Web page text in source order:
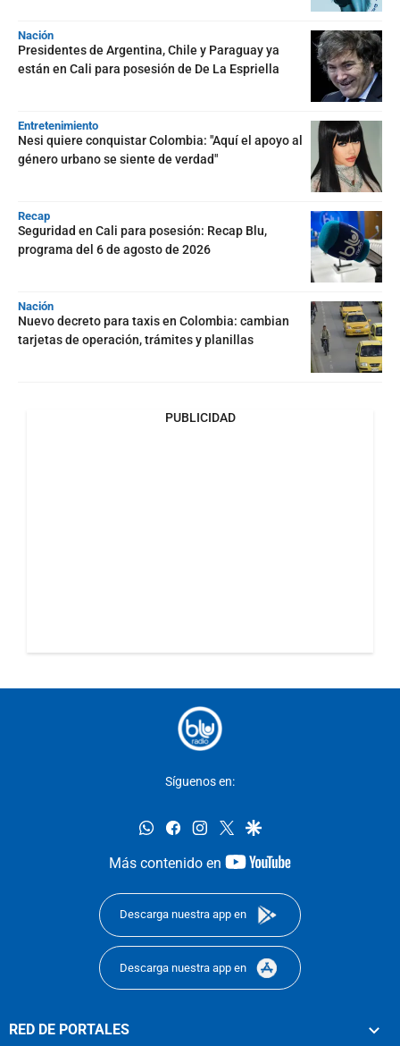
Nación
Presidentes de Argentina, Chile y Paraguay ya
están en Cali para posesión de De La Espriella
Entretenimiento
Nesi quiere conquistar Colombia: "Aquí el apoyo al
género urbano se siente de verdad"
Recap
Seguridad en Cali para posesión: Recap Blu,
programa del 6 de agosto de 2026
Nación
Nuevo decreto para taxis en Colombia: cambian
tarjetas de operación, trámites y planillas
PUBLICIDAD
Síguenos en:
whatsappfacebookinstagram
twittergoogle
Más contenido en
youtube-
Descarga nuestra app en
Descarga nuestra app en
RED DE PORTALES